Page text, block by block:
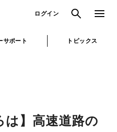
ログイン 検索 メニュ
サポート トピックス
は】高速道路の